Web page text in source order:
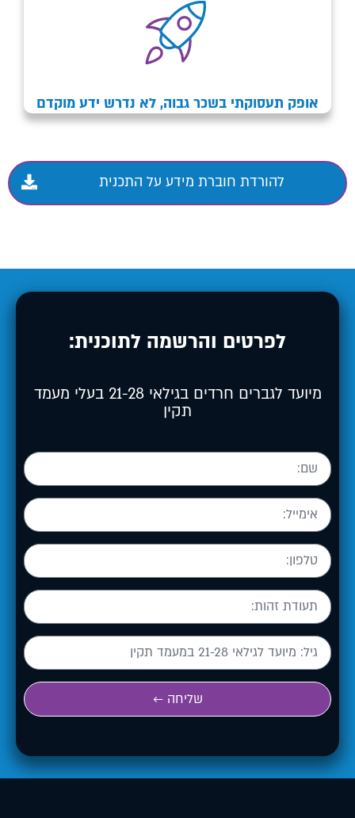
אופק תעסוקתי בשכר גבוה​, לא נדרש ידע מוקדם
להורדת חוברת מידע על התכנית
לפרטים והרשמה לתוכנית:
מיועד לגברים חרדים בגילאי 21-28 בעלי מעמד
תקין
שליחה ←